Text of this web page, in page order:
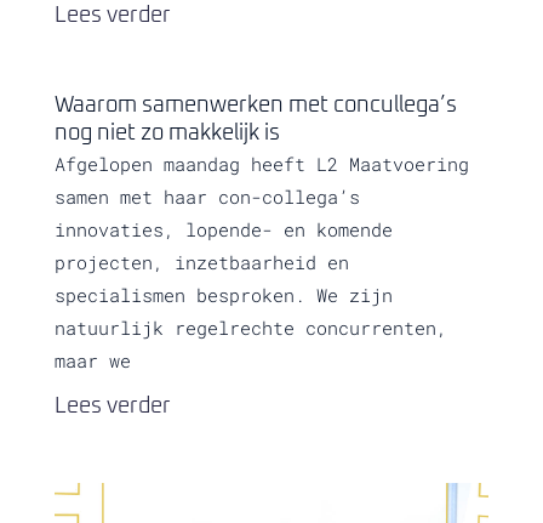
Lees verder
Waarom samenwerken met concullega’s
nog niet zo makkelijk is
Afgelopen maandag heeft L2 Maatvoering
samen met haar con-collega’s
innovaties, lopende- en komende
projecten, inzetbaarheid en
specialismen besproken. We zijn
natuurlijk regelrechte concurrenten,
maar we
Lees verder